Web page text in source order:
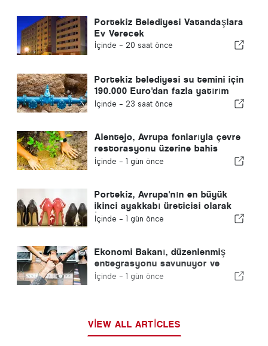
Portekiz Belediyesi Vatandaşlara
Ev Verecek
İçinde - 20 saat önce
Portekiz belediyesi su temini için
190.000 Euro'dan fazla yatırım
yapıyor
İçinde - 23 saat önce
Alentejo, Avrupa fonlarıyla çevre
restorasyonu üzerine bahis
yapıyor
İçinde - 1 gün önce
Portekiz, Avrupa'nın en büyük
ikinci ayakkabı üreticisi olarak
İspanya'yı geride bıraktı
İçinde - 1 gün önce
Ekonomi Bakanı, düzenlenmiş
entegrasyonu savunuyor ve
göçmenler için hızlı bir kanal
İçinde - 1 gün önce
VIEW ALL ARTICLES